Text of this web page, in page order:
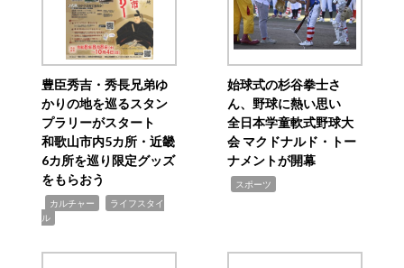
豊臣秀吉・秀長兄弟ゆ
かりの地を巡るスタン
プラリーがスタート
和歌山市内5カ所・近畿
6カ所を巡り限定グッズ
をもらおう
カルチャー
ライフスタイ
ル
始球式の杉谷拳士さ
ん、野球に熱い思い
全日本学童軟式野球大
会 マクドナルド・トー
ナメントが開幕
スポーツ